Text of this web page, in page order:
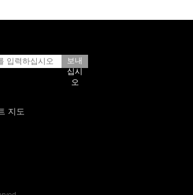
보내
십시
오
지도